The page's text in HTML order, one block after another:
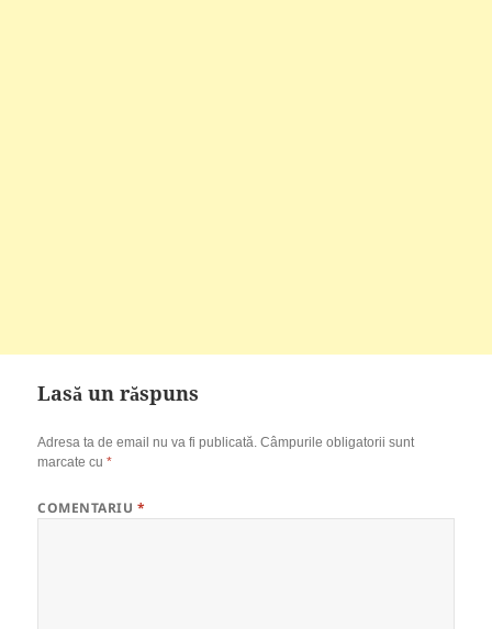
Lasă un răspuns
Adresa ta de email nu va fi publicată. Câmpurile obligatorii sunt
marcate cu*
COMENTARIU *